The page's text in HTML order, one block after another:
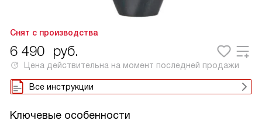
Снят с производства
6 490 руб.
Цена действительна на момент последней продажи
Все инструкции
Ключевые особенности